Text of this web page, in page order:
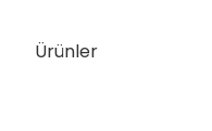
Ürünler